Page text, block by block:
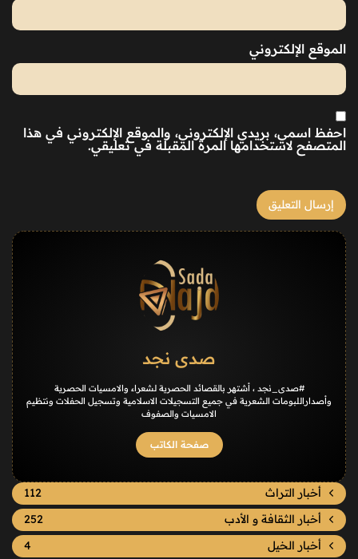
الموقع الإلكتروني
احفظ اسمي، بريدي الإلكتروني، والموقع الإلكتروني في هذا
المتصفح لاستخدامها المرة المقبلة في تعليقي.
صدى نجد
#صدى_نجد ، أشتهر بالقصائد الحصرية لشعراء والامسيات الحصرية
وأصداراللبومات الشعرية في جميع التسجيلات الاسلامية وتسجيل الحفلات ونتظيم
الامسيات والصفوف
صفحة الكاتب
أخبار التراث
112
أخبار الثقافة و الأدب
252
أخبار الخيل
4